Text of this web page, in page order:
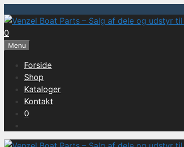
Hop
til
indhold
0
Menu
Forside
Shop
Kataloger
Kontakt
0